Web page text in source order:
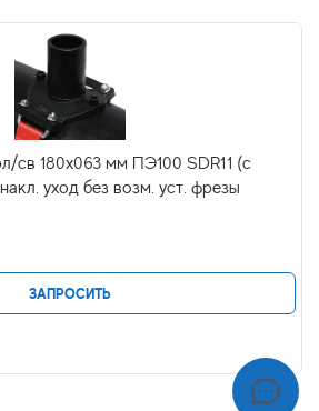
св 180х063 мм ПЭ100 SDR11 (с
уход без возм. уст. фрезы
ЗАПРОСИТЬ